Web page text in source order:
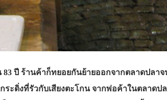
ปี ร้านค้าก็ทยอยกันย้ายออกจากตลาดปลาจ
กระดิ่งที่รัวกับเสียงตะโกน จากพ่อค้าในตลา